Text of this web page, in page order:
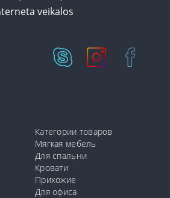
Категории товаров
Мягкая мебель
Для спальни
Кровати
Прихожие
Для офиса